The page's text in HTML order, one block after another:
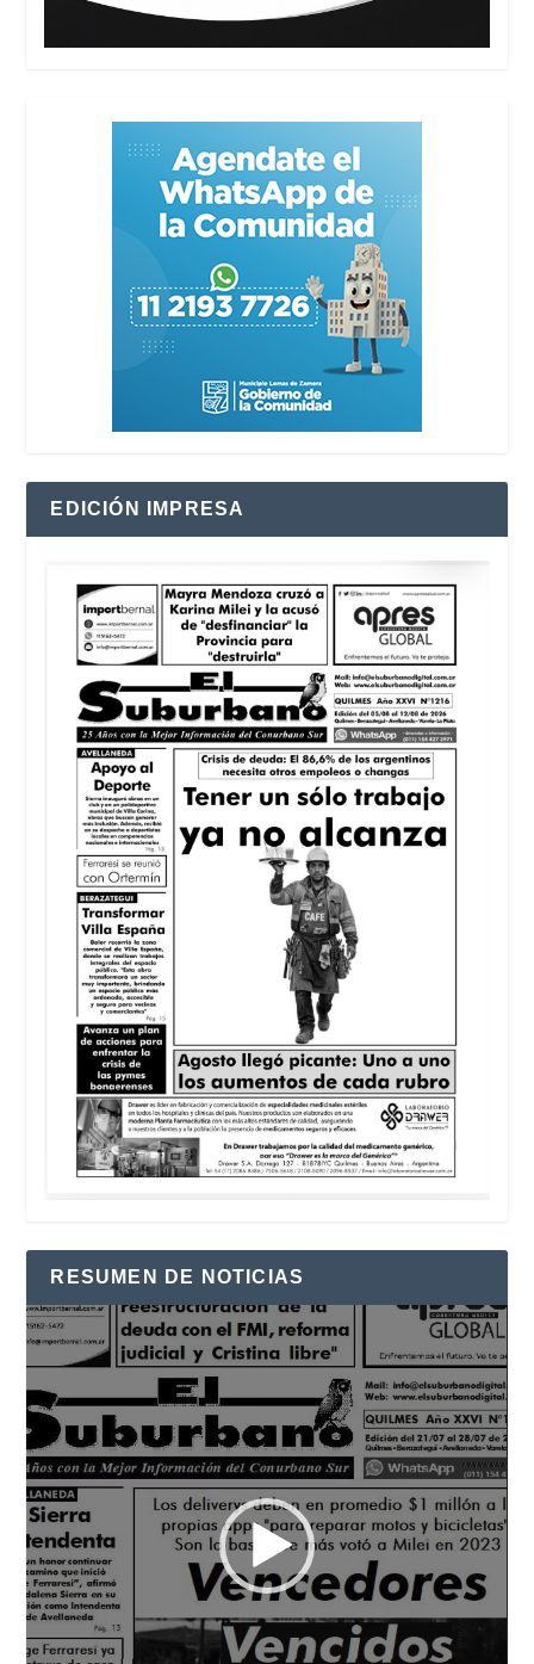
EDICIÓN IMPRESA
RESUMEN DE NOTICIAS
Reproductor
de
vídeo